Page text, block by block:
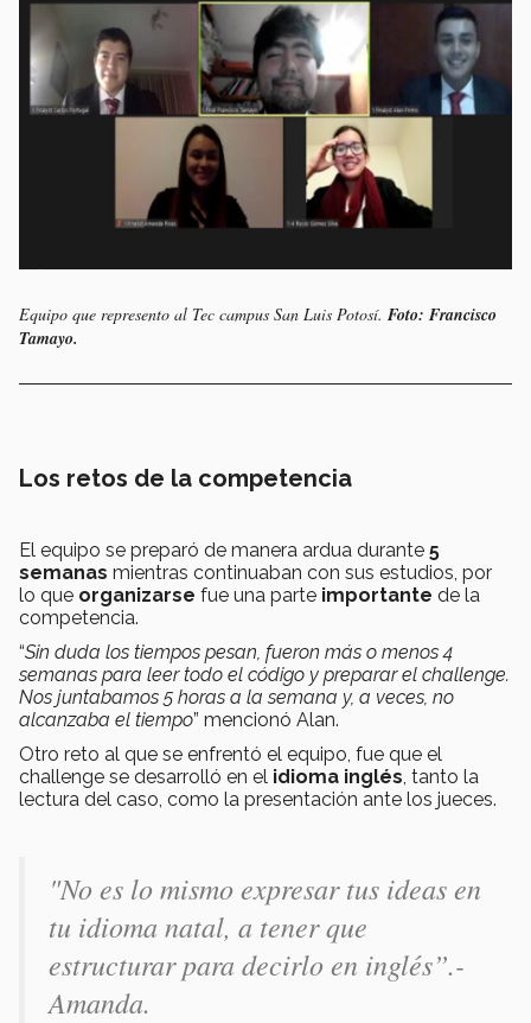
Equipo que represento al Tec campus San Luis Potosí. Foto: Francisco
Tamayo.
Los retos de la competencia
El equipo se preparó de manera ardua durante 5
semanas mientras continuaban con sus estudios, por
lo que organizarse fue una parte importante de la
competencia.
“Sin duda los tiempos pesan, fueron más o menos 4
semanas para leer todo el código y preparar el challenge.
Nos juntabamos 5 horas a la semana y, a veces, no
alcanzaba el tiempo” mencionó Alan.
Otro reto al que se enfrentó el equipo, fue que el
challenge se desarrolló en el idioma inglés, tanto la
lectura del caso, como la presentación ante los jueces.
"No es lo mismo expresar tus ideas en
tu idioma natal, a tener que
estructurar para decirlo en inglés”.-
Amanda.